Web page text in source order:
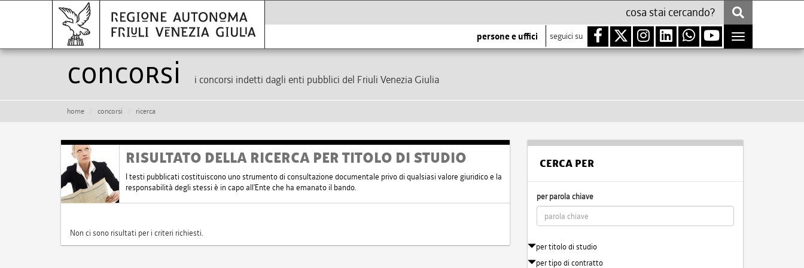
persone e uffici seguici su
Toggle
navigation
Concorsi i concorsi indetti dagli enti pubblici del Friuli Venezia Giulia
home concorsi ricerca
RISULTATO DELLA RICERCA PER TITOLO DI STUDIO
I testi pubblicati costituiscono uno strumento di consultazione documentale privo di qualsiasi valore giuridico e la
responsabilità degli stessi è in capo all'Ente che ha emanato il bando.
Non ci sono risultati per i criteri richiesti.
CERCA PER
per parola chiave
per titolo di studio
per tipo di contratto